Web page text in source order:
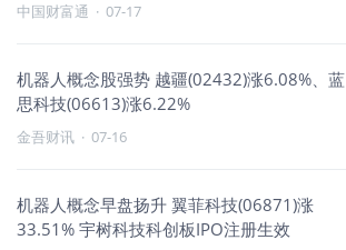
中国财富通 · 07-17
机器人概念股强势 越疆(02432)涨6.08%、蓝
思科技(06613)涨6.22%
金吾财讯 · 07-16
机器人概念早盘扬升 翼菲科技(06871)涨
33.51% 宇树科技科创板IPO注册生效